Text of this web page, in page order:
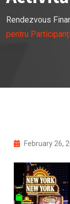
Rendezvous
pentru
February 26,